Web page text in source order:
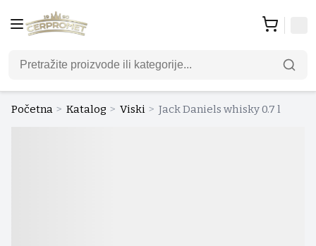
Početna > Katalog > Viski > Jack Daniels whisky 0.7 l